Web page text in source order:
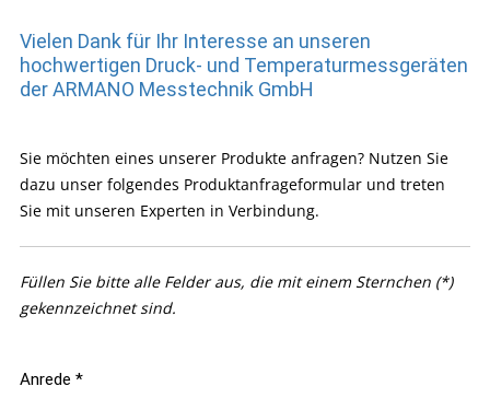
Vielen Dank für Ihr Interesse an unseren
hochwertigen Druck- und Temperaturmessgeräten
der ARMANO Messtechnik GmbH
Sie möchten eines unserer Produkte anfragen? Nutzen Sie
dazu unser folgendes Produktanfrageformular und treten
Sie mit unseren Experten in Verbindung.
Füllen Sie bitte alle Felder aus, die mit einem Sternchen (*)
gekennzeichnet sind.
Anrede *